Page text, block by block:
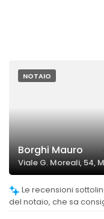
NOTAIO
Borghi Mauro
Viale G. Moreali, 54,
del notaio, che sa